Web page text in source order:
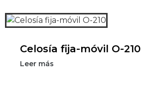
Celosía fija-móvil O-210
Leer más